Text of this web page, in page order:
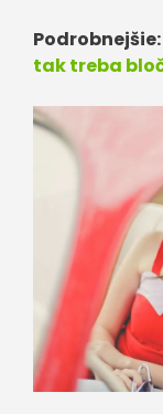
Podrobnejšie:
tak treba